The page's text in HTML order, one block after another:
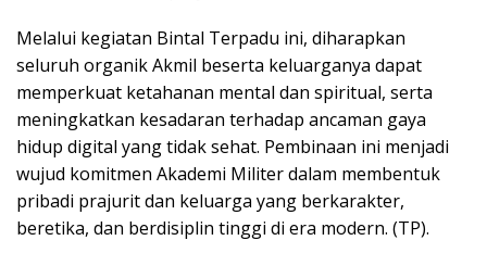
Melalui kegiatan Bintal Terpadu ini, diharapkan
seluruh organik Akmil beserta keluarganya dapat
memperkuat ketahanan mental dan spiritual, serta
meningkatkan kesadaran terhadap ancaman gaya
hidup digital yang tidak sehat. Pembinaan ini menjadi
wujud komitmen Akademi Militer dalam membentuk
pribadi prajurit dan keluarga yang berkarakter,
beretika, dan berdisiplin tinggi di era modern. (TP).